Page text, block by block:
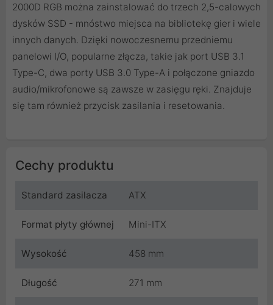
2000D RGB można zainstalować do trzech 2,5-calowych
dysków SSD - mnóstwo miejsca na bibliotekę gier i wiele
innych danych. Dzięki nowoczesnemu przedniemu
panelowi I/O, popularne złącza, takie jak port USB 3.1
Type-C, dwa porty USB 3.0 Type-A i połączone gniazdo
audio/mikrofonowe są zawsze w zasięgu ręki. Znajduje
się tam również przycisk zasilania i resetowania.
Cechy produktu
Standard zasilacza ATX
Format płyty głównej Mini-ITX
Wysokość 458 mm
Długość 271 mm